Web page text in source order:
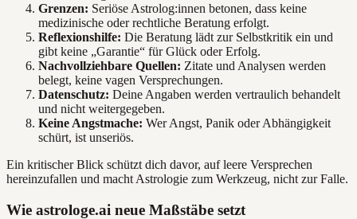
Grenzen: Seriöse Astrolog:innen betonen, dass keine
medizinische oder rechtliche Beratung erfolgt.
Reflexionshilfe: Die Beratung lädt zur Selbstkritik ein und
gibt keine „Garantie“ für Glück oder Erfolg.
Nachvollziehbare Quellen: Zitate und Analysen werden
belegt, keine vagen Versprechungen.
Datenschutz: Deine Angaben werden vertraulich behandelt
und nicht weitergegeben.
Keine Angstmache: Wer Angst, Panik oder Abhängigkeit
schürt, ist unseriös.
Ein kritischer Blick schützt dich davor, auf leere Versprechen
hereinzufallen und macht Astrologie zum Werkzeug, nicht zur Falle.
Wie astrologe.ai neue Maßstäbe setzt